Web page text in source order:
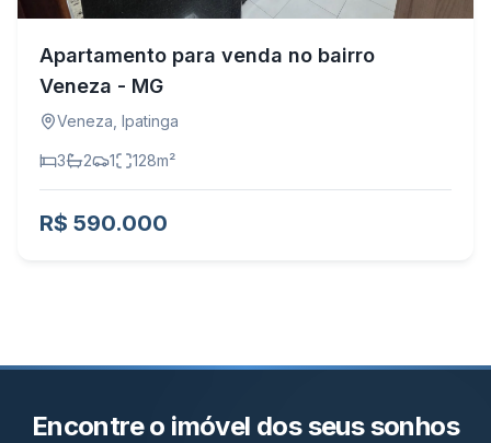
Apartamento para venda no bairro
Veneza - MG
Veneza Ipatinga
3 2 1 128m²
R$ 590.000
Encontre o imóvel dos seus sonhos